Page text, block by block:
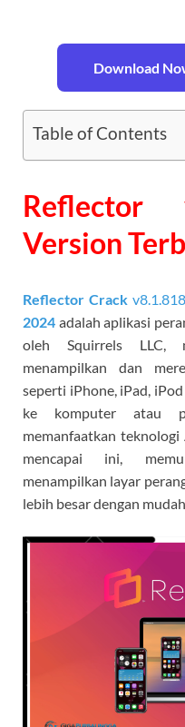
Download
Table of Contents
Reflector
Version
Reflector Crack
2024 adalah aplikasi
oleh Squirrels LLC,
menampilkan dan
seperti iPhone, iPad,
ke komputer atau
memanfaatkan
mencapai ini,
menampilkan layar
lebih besar dengan